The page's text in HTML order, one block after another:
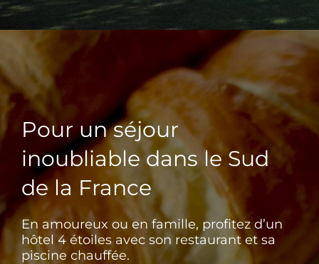
Pour un séjour
inoubliable dans le Sud
de la France
En amoureux ou en famille, profitez d’un
hôtel 4 étoiles avec son restaurant et sa
piscine chauffée.